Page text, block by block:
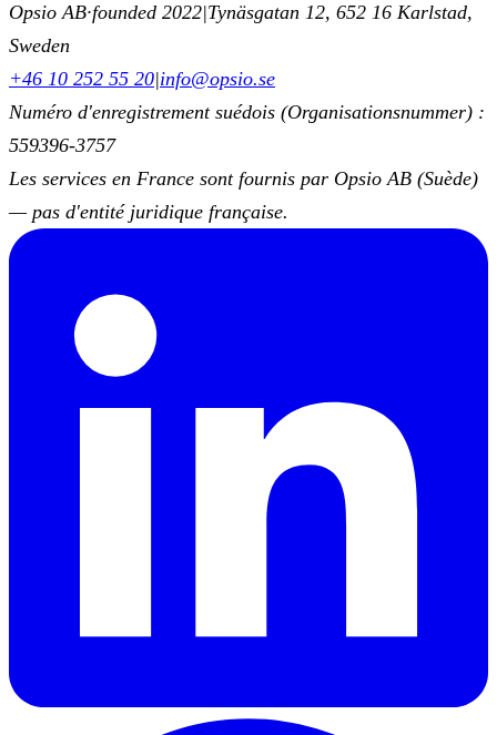
Opsio AB·founded 2022|Tynäsgatan 12, 652 16 Karlstad,
Sweden
+46 10 252 55 20|info@opsio.se
Numéro d'enregistrement suédois (Organisationsnummer) :
559396-3757
Les services en France sont fournis par Opsio AB (Suède)
— pas d'entité juridique française.